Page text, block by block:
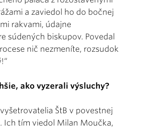
a zaviedol ho do bočnej
rakvami, údajne
súdených biskupov. Povedal
nič nezmeníte, rozsudok
ako vyzerali výsluchy?
ŠtB v povestnej
Ich tím viedol Milan Moučka,